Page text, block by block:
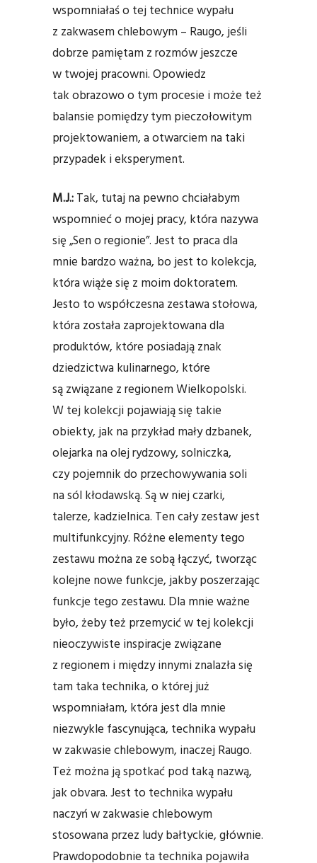
wspomniałaś o tej technice wypału
z zakwasem chlebowym – Raugo, jeśli
dobrze pamiętam z rozmów jeszcze
w twojej pracowni. Opowiedz
tak obrazowo o tym procesie i może też
balansie pomiędzy tym pieczołowitym
projektowaniem, a otwarciem na taki
przypadek i eksperyment.
M.J.:Tak, tutaj na pewno chciałabym
wspomnieć o mojej pracy, która nazywa
się „Sen o regionie”. Jest to praca dla
mnie bardzo ważna, bo jest to kolekcja,
która wiąże się z moim doktoratem.
Jesto to współczesna zestawa stołowa,
która została zaprojektowana dla
produktów, które posiadają znak
dziedzictwa kulinarnego, które
są związane z regionem Wielkopolski.
W tej kolekcji pojawiają się takie
obiekty, jak na przykład mały dzbanek,
olejarka na olej rydzowy, solniczka,
czy pojemnik do przechowywania soli
na sól kłodawską. Są w niej czarki,
talerze, kadzielnica. Ten cały zestaw jest
multifunkcyjny. Różne elementy tego
zestawu można ze sobą łączyć, tworząc
kolejne nowe funkcje, jakby poszerzając
funkcje tego zestawu. Dla mnie ważne
było, żeby też przemycić w tej kolekcji
nieoczywiste inspiracje związane
z regionem i między innymi znalazła się
tam taka technika, o której już
wspomniałam, która jest dla mnie
niezwykle fascynująca, technika wypału
w zakwasie chlebowym, inaczej Raugo.
Też można ją spotkać pod taką nazwą,
jak obvara. Jest to technika wypału
naczyń w zakwasie chlebowym
stosowana przez ludy bałtyckie, głównie.
Prawdopodobnie ta technika pojawiła